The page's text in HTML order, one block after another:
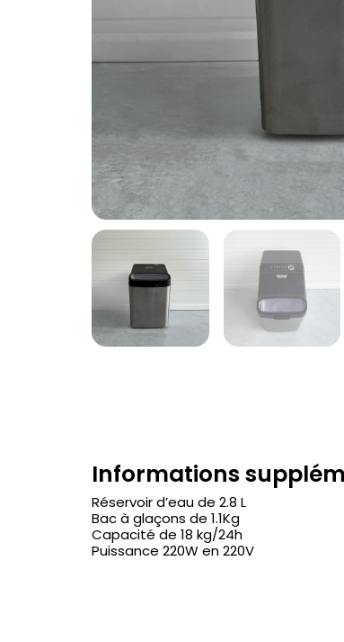
Informations
Réservoir d’eau de 2.8 L
Bac à glaçons de 1.1Kg
Capacité de 18 kg/24h
Puissance 220W en 220V